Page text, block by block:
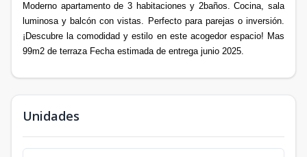
Moderno apartamento de 3 habitaciones y 2baños. Cocina, sala
luminosa y balcón con vistas. Perfecto para parejas o inversión.
¡Descubre la comodidad y estilo en este acogedor espacio! Mas
99m2 de terraza Fecha estimada de entrega junio 2025.
Unidades